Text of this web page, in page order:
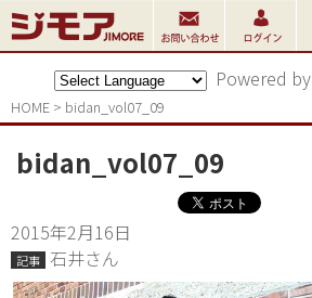
Powered by
HOME > bidan_vol07_09
bidan_vol07_09
2015年2月16日
記事 石井さん